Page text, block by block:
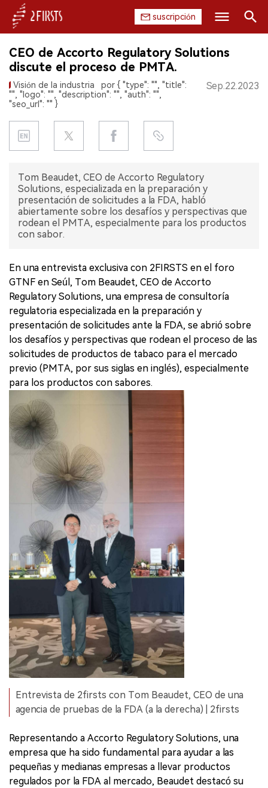
suscripción
INICIO
EMPRESA
CHINA
DATOS
EXPOSICIÓN
ENTREVISTA
Buscar
CEO de Accorto Regulatory Solutions
discute el proceso de PMTA.
Visión de la industria
por { "type": "", "title":
"", "logo": "", "description": "", "auth": "",
"seo_url": "" }
Sep.22.2023
Tom Beaudet, CEO de Accorto Regulatory
Solutions, especializada en la preparación y
presentación de solicitudes a la FDA, habló
abiertamente sobre los desafíos y perspectivas que
rodean el PMTA, especialmente para los productos
con sabor.
En una entrevista exclusiva con 2FIRSTS en el foro
GTNF en Seúl, Tom Beaudet, CEO de Accorto
Regulatory Solutions, una empresa de consultoría
regulatoria especializada en la preparación y
presentación de solicitudes ante la FDA, se abrió sobre
los desafíos y perspectivas que rodean el proceso de las
solicitudes de productos de tabaco para el mercado
previo (PMTA, por sus siglas en inglés), especialmente
para los productos con sabores.
Entrevista de 2firsts con Tom Beaudet, CEO de una
agencia de pruebas de la FDA (a la derecha) | 2firsts
Representando a Accorto Regulatory Solutions, una
empresa que ha sido fundamental para ayudar a las
pequeñas y medianas empresas a llevar productos
regulados por la FDA al mercado, Beaudet destacó su